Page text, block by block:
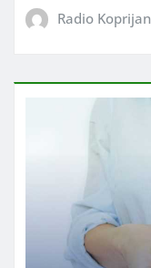
Radio Koprijan